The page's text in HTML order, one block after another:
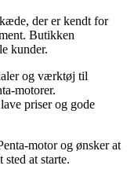
der er kendt for
Butikken
kunder.
og værktøj til
motorer.
priser og gode
motor og ønsker at
at starte.